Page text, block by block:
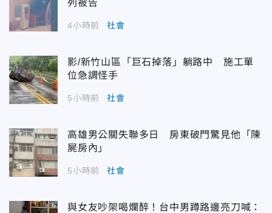
列被告
4小時前 社會
影/新竹山區「巨石掉落」躺路中 施工單
位急調怪手
5小時前 社會
高雄男公關失聯多日 房東破門驚見他「陳
屍房內」
5小時前 社會
與女友吵架喝爛醉！台中男蹲路邊亮刀喊：